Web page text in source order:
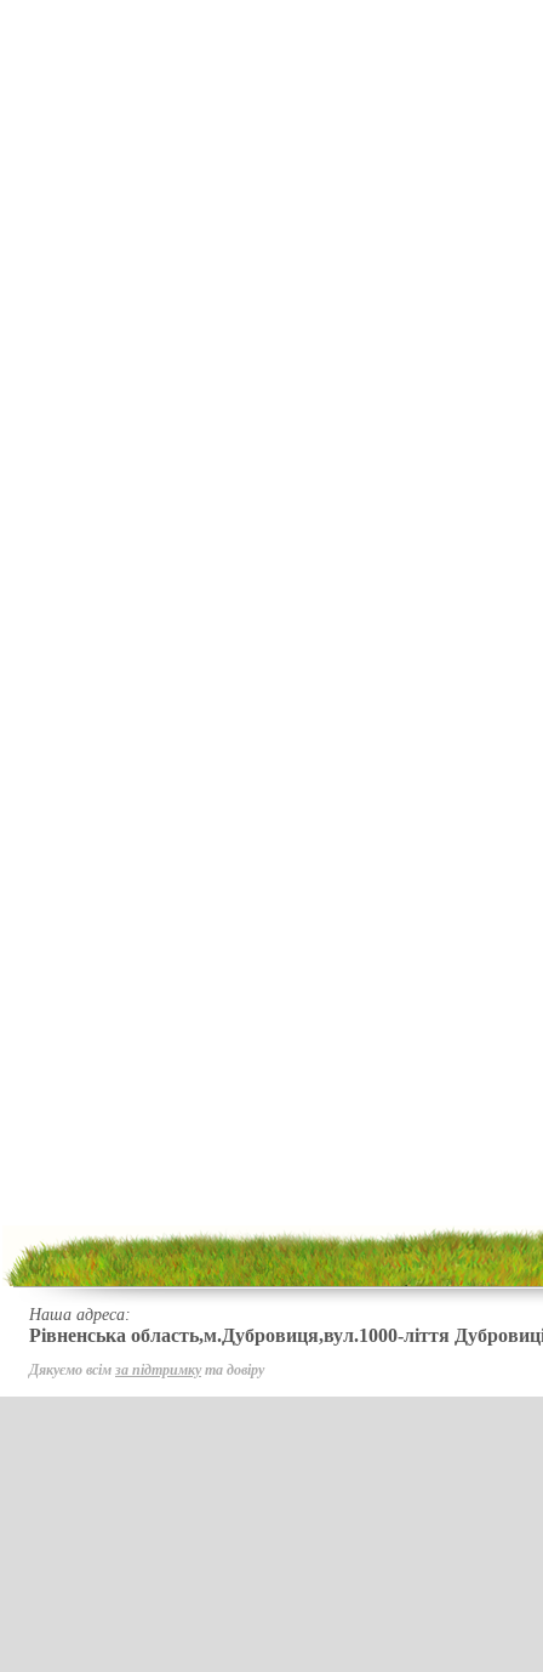
Наша адреса:
Рівненська область,м.Дубровиця,вул.1000-ліття
Дякуємо всім за підтримкута довіру